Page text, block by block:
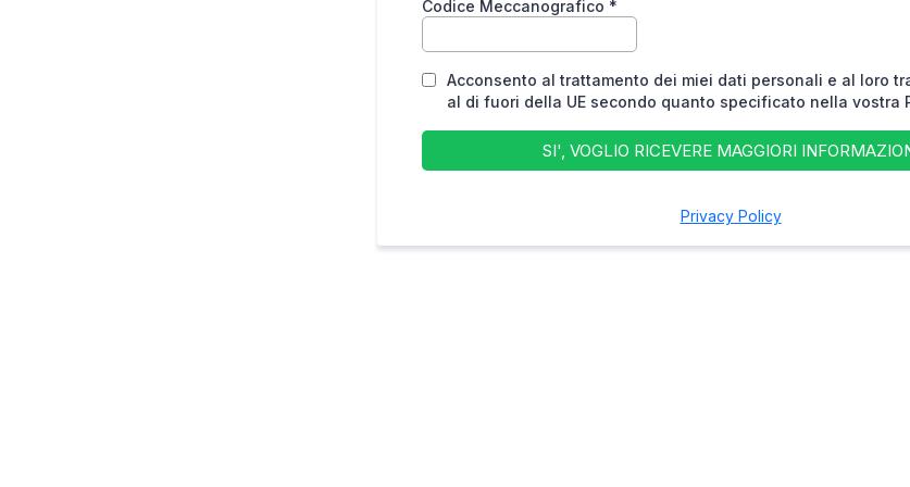
Codice Meccanografico *
Acconsento al trattamento dei miei dati personali e al loro
al di fuori della UE secondo quanto specificato nella vostra
SI', VOGLIO RICEVERE MAGGIORI
Privacy Policy